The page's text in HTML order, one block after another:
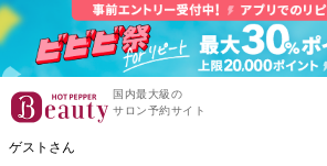
国内最大級の
サロン予約サイト
ゲストさん